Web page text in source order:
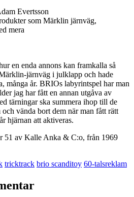
Evertsson
en enda annons kan framkalla så
järnväg i julklapp och hade
många år. BRIOs labyrintspel har man
jag har fått en annan utgåva av
tärningar ska summera ihop till de
vända bort dem när man fått rätt
hjärnan att aktiveras.
51 av Kalle Anka & C:o, från 1969
tricktrack brio scanditoy 60-talsreklam